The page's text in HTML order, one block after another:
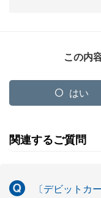
この内
はい
関連するご質問
〔デビットカ